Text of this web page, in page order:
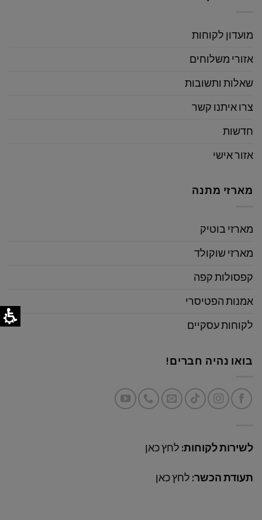
מועדון לקוחות
אזורי משלוחים
שאלות ותשובות
צרו איתנו קשר
חדשות
אזור אישי
מארזי מתנה
מארזי בוטיק
מארזי שוקולד
קפסולות קפה
אמנות הפטיסרי
לקוחות עסקיים
בואו נהיה חברים!
לשירות לקוחות: לחץ כאן
תעודת הכשר: לחץ כאן